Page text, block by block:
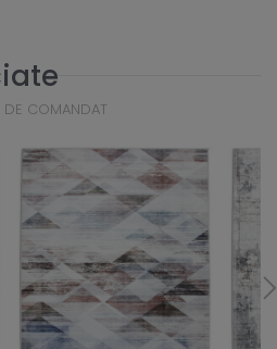
DE COMANDAT